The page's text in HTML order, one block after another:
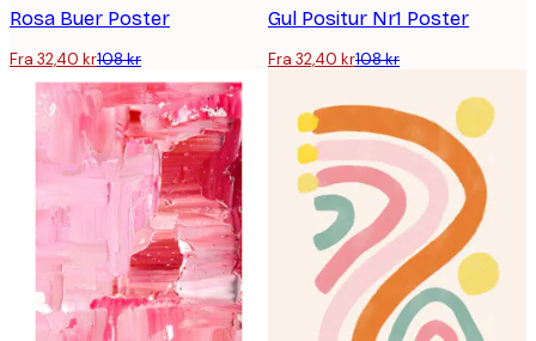
Rosa Buer Poster
Fra 32,40 kr108 kr
Gul Positur Nr1 Poster
Fra 32,40 kr108 kr